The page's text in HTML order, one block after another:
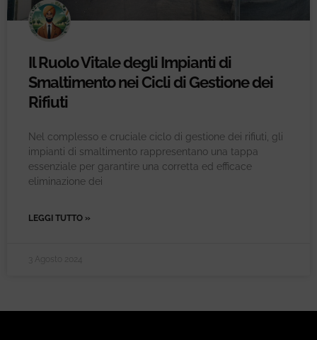
Il Ruolo Vitale degli Impianti di
Smaltimento nei Cicli di Gestione dei
Rifiuti
Nel complesso e cruciale ciclo di gestione dei rifiuti, gli
impianti di smaltimento rappresentano una tappa
essenziale per garantire una corretta ed efficace
eliminazione dei
LEGGI TUTTO »